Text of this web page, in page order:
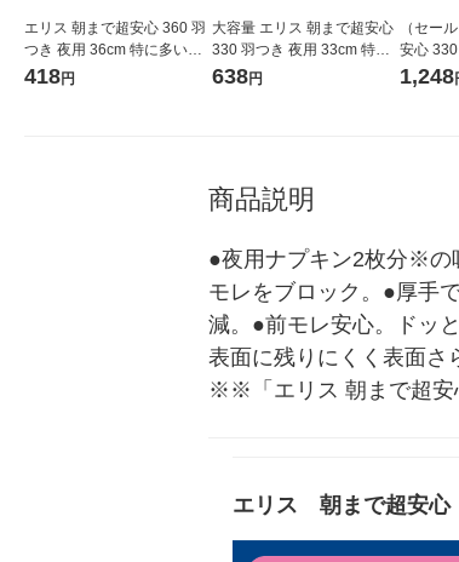
エリス 朝まで超安心 360 羽
つき 夜用 36cm 特に多い日
の夜用 ナプキン 1個（12
418円
大容量 エリス 朝まで超安心
330 羽つき 夜用 33cm 特に
多い日の夜用 ナプキン 1個
638円
（セー
安心
特に多
1,248
商品説明
●夜用ナプキン2枚分※の
モレをブロック。●厚手
減。●前モレ安心。ドッ
表面に残りにくく表面
※※「エリス 朝まで超安
エリス 朝まで超安